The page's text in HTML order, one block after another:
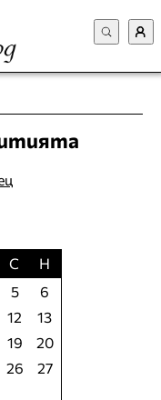
С
Н
5
6
12
13
19
20
26
27